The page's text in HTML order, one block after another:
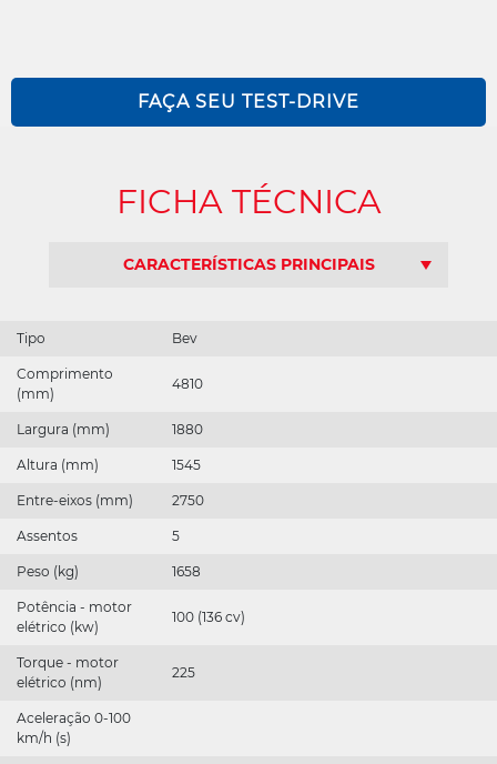
Hyptec HT
GS3
Aion UT
FAÇA SEU TEST-DRIVE
FICHA TÉCNICA
CARACTERÍSTICAS PRINCIPAIS
Tipo Bev
Comprimento
(mm)
4810
Largura (mm) 1880
Altura (mm) 1545
Entre-eixos (mm) 2750
Assentos 5
Peso (kg) 1658
Potência - motor
elétrico (kw)
100 (136 cv)
Torque - motor
elétrico (nm)
225
Aceleração 0-100
km/h (s)